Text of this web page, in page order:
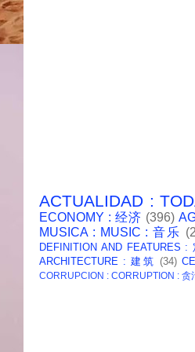
ACTUALIDAD :
ECONOMY : 经济 (396)
MUSICA : MUSIC : 音乐
DEFINITION AND FEATURES :
ARCHITECTURE : 建筑 (34)
CORRUPCION : CORRUPTION : 贪